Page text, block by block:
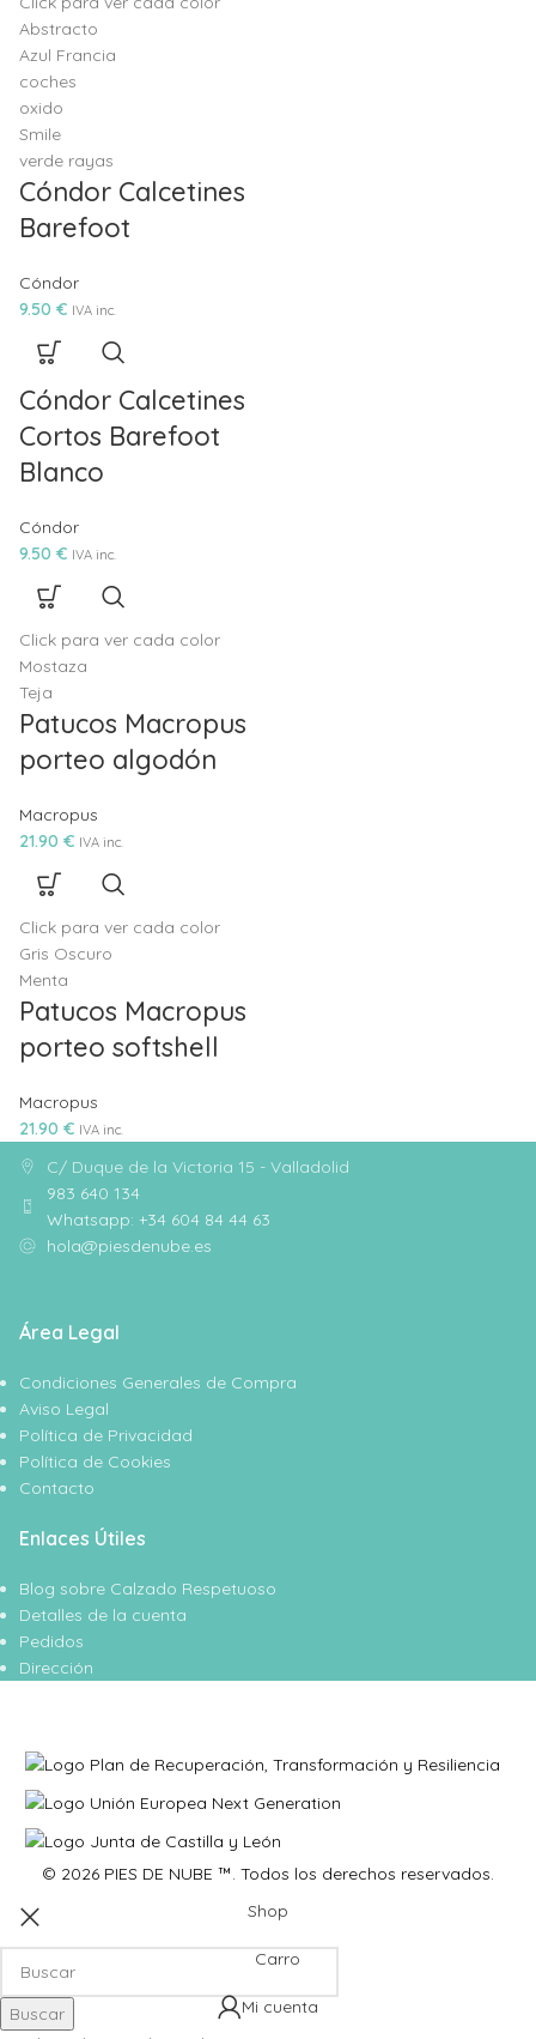
Abstracto
Azul Francia
coches
oxido
Smile
verde rayas
Cóndor Calcetines
Barefoot
Cóndor
9.50 € IVA inc.
Cóndor Calcetines
Cortos Barefoot
Blanco
Cóndor
9.50 € IVA inc.
Mostaza
Teja
Patucos Macropus
porteo algodón
Macropus
21.90 € IVA inc.
Gris Oscuro
Menta
Patucos Macropus
porteo softshell
Macropus
21.90 € IVA inc.
C/ Duque de la Victoria 15 - Valladolid
983 640 134
Whatsapp: +34 604 84 44 63
hola@piesdenube.es
Área Legal
Condiciones Generales de Compra
Aviso Legal
Política de Privacidad
Política de Cookies
Contacto
Enlaces Útiles
Blog sobre Calzado Respetuoso
Detalles de la cuenta
Pedidos
Dirección
© 2026 PIES DE NUBE ™. Todos los derechos reservados.
Buscar
Shop
Carro
Mi cuenta